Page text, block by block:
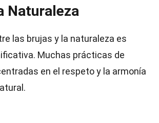
Naturaleza
las brujas y la naturaleza es
Muchas prácticas de
en el respeto y la armonía